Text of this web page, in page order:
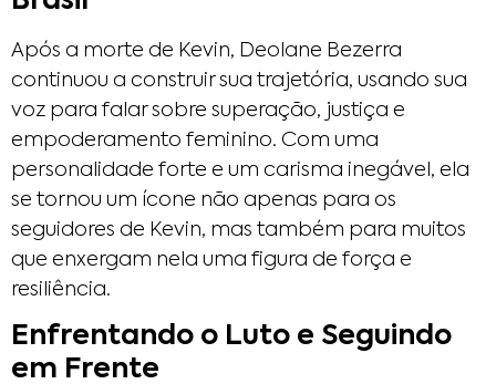
Após a morte de Kevin, Deolane Bezerra
continuou a construir sua trajetória, usando sua
voz para falar sobre superação, justiça e
empoderamento feminino. Com uma
personalidade forte e um carisma inegável, ela
se tornou um ícone não apenas para os
seguidores de Kevin, mas também para muitos
que enxergam nela uma figura de força e
resiliência.
Enfrentando o Luto e Seguindo
em Frente